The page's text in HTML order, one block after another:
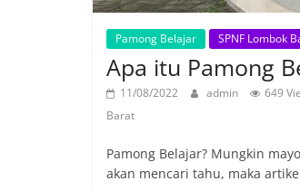
Pamong Belajar SPNF Lombok
Apa itu Pamong
11/08/2022 admin 649
Barat
Pamong Belajar? Mungkin
akan mencari tahu, maka